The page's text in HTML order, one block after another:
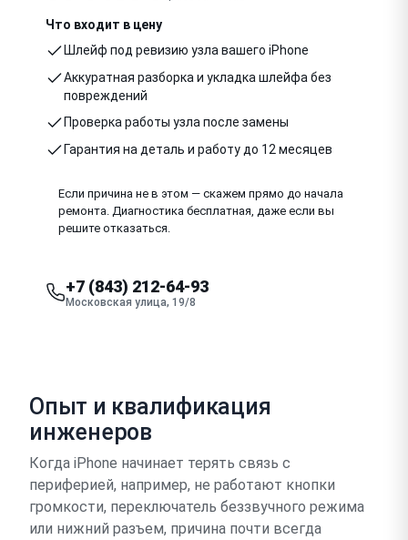
Что входит в цену
Шлейф под ревизию узла вашего iPhone
Аккуратная разборка и укладка шлейфа без
повреждений
Проверка работы узла после замены
Гарантия на деталь и работу до 12 месяцев
Если причина не в этом — скажем прямо до начала
ремонта. Диагностика бесплатная, даже если вы
решите отказаться.
+7 (843) 212-64-93
Московская улица, 19/8
Опыт и квалификация
инженеров
Когда iPhone начинает терять связь с
периферией, например, не работают кнопки
громкости, переключатель беззвучного режима
или нижний разъем, причина почти всегда